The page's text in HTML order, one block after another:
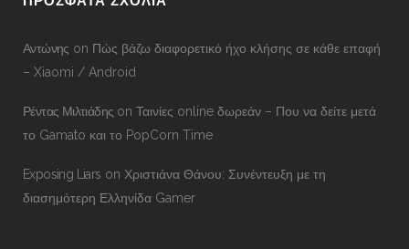
Αντώνης on Πώς βάζω διαφορετικό ήχο κλήσης σε κάθε επαφή
– Xiaomi / Android
Ρέντας Μιλτιάδης onΤαινίες online δωρεάν – Που να δείτε μετά
το Gamato και το PopCorn Time
Exposing Liars on Χριστιάνα Θάνου: Συνέντευξη με τη
διασημότερη Ελληνίδα Gamer